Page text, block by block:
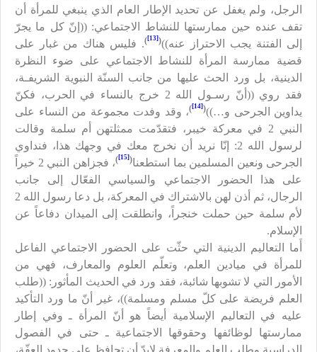
الرجل، ولم يغفل عن تحديد الإطار العام الذي ينبغي للمرأة أن
تقف عنده حين ممارستها للنشاط الاجتماعي: ((إنّ كل ما يجرّ
إلى الفتنة يجب الاحتراز عنه))(
[13]
). فليس هناك من غبار على
قضية ممارسة المرأة للنشاط الاجتماعي على ضوء النظرة
الدينية، بل ورد الحث عليها من جانب السنّة النبوية الشريفـة،
فقد روي ((أنّ رسـول الله 2 خرج بالنساء في الحرب، فكنّ
يداوين الجرحى و…))(
[14]
)، وقد وفدت مجموعة من النساء على
النبي 2 في معركة خيبر، فتقدّمت ممثلتهن أم سلمة وقالت
لرسول الله 2: إنّا نريد أن نخرج معك في وجهك هذا، فنداوي
الجرحى ونعين المسلمين بما استطعنا(
[15]
)، فجزاهن النبي 2 خيراً
على هذا الحضور الاجتماعي والسياسي الفعّال إلى جانب
الرجال، ثم أذن لهن بالاشتراك في المعركة، بل دعا رسول الله 2
لأم سلمة حين حملت خنجراً، وانطلقت إلى الميدان دفاعاً عن
الإسلام.
أَما التعاليم الدينية التي حثّت على الحضور الاجتماعي الفاعل
للمرأة في ميادين العلم، وتعلّم العلوم والمعارف، فهي من
الأمور التي لا تشوبها شائبة، فقد ورد في الحديث المأثور: ((طلب
العلم فريضة على كلّ مسلم ومسلمة))، غير أنّ ما ورد التأكيد
عليه في التعاليم الإسلامية أيضاً هو أنّ المرأة ـ وفي إطار
ممارستها لوظائفها وحقوقها الاجتماعية ـ حتى في الفصول